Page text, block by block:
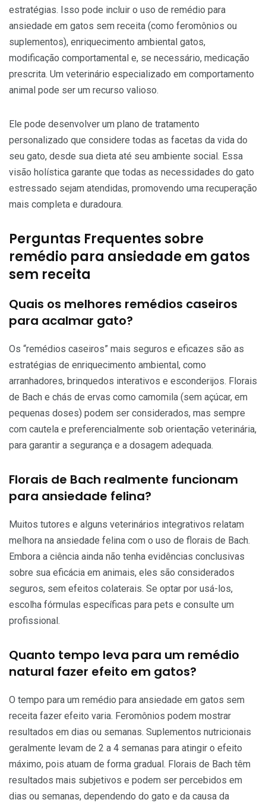
estratégias. Isso pode incluir o uso de remédio para
ansiedade em gatos sem receita (como feromônios ou
suplementos), enriquecimento ambiental gatos,
modificação comportamental e, se necessário, medicação
prescrita. Um veterinário especializado em comportamento
animal pode ser um recurso valioso.
Ele pode desenvolver um plano de tratamento
personalizado que considere todas as facetas da vida do
seu gato, desde sua dieta até seu ambiente social. Essa
visão holística garante que todas as necessidades do gato
estressado sejam atendidas, promovendo uma recuperação
mais completa e duradoura.
Perguntas Frequentes sobre
remédio para ansiedade em gatos
sem receita
Quais os melhores remédios caseiros
para acalmar gato?
Os “remédios caseiros” mais seguros e eficazes são as
estratégias de enriquecimento ambiental, como
arranhadores, brinquedos interativos e esconderijos. Florais
de Bach e chás de ervas como camomila (sem açúcar, em
pequenas doses) podem ser considerados, mas sempre
com cautela e preferencialmente sob orientação veterinária,
para garantir a segurança e a dosagem adequada.
Florais de Bach realmente funcionam
para ansiedade felina?
Muitos tutores e alguns veterinários integrativos relatam
melhora na ansiedade felina com o uso de florais de Bach.
Embora a ciência ainda não tenha evidências conclusivas
sobre sua eficácia em animais, eles são considerados
seguros, sem efeitos colaterais. Se optar por usá-los,
escolha fórmulas específicas para pets e consulte um
profissional.
Quanto tempo leva para um remédio
natural fazer efeito em gatos?
O tempo para um remédio para ansiedade em gatos sem
receita fazer efeito varia. Feromônios podem mostrar
resultados em dias ou semanas. Suplementos nutricionais
geralmente levam de 2 a 4 semanas para atingir o efeito
máximo, pois atuam de forma gradual. Florais de Bach têm
resultados mais subjetivos e podem ser percebidos em
dias ou semanas, dependendo do gato e da causa da